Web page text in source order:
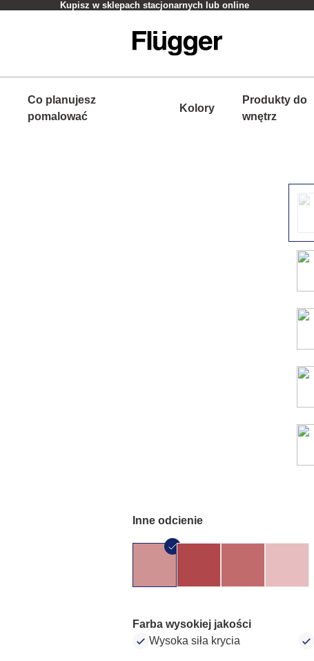
Kupisz w sklepach stacjonarnych lub online
Co planujesz
pomalować
Kolory
Produkty do
wnętrz
Inne odcienie
Farba wysokiej jakości
Wysoka siła krycia